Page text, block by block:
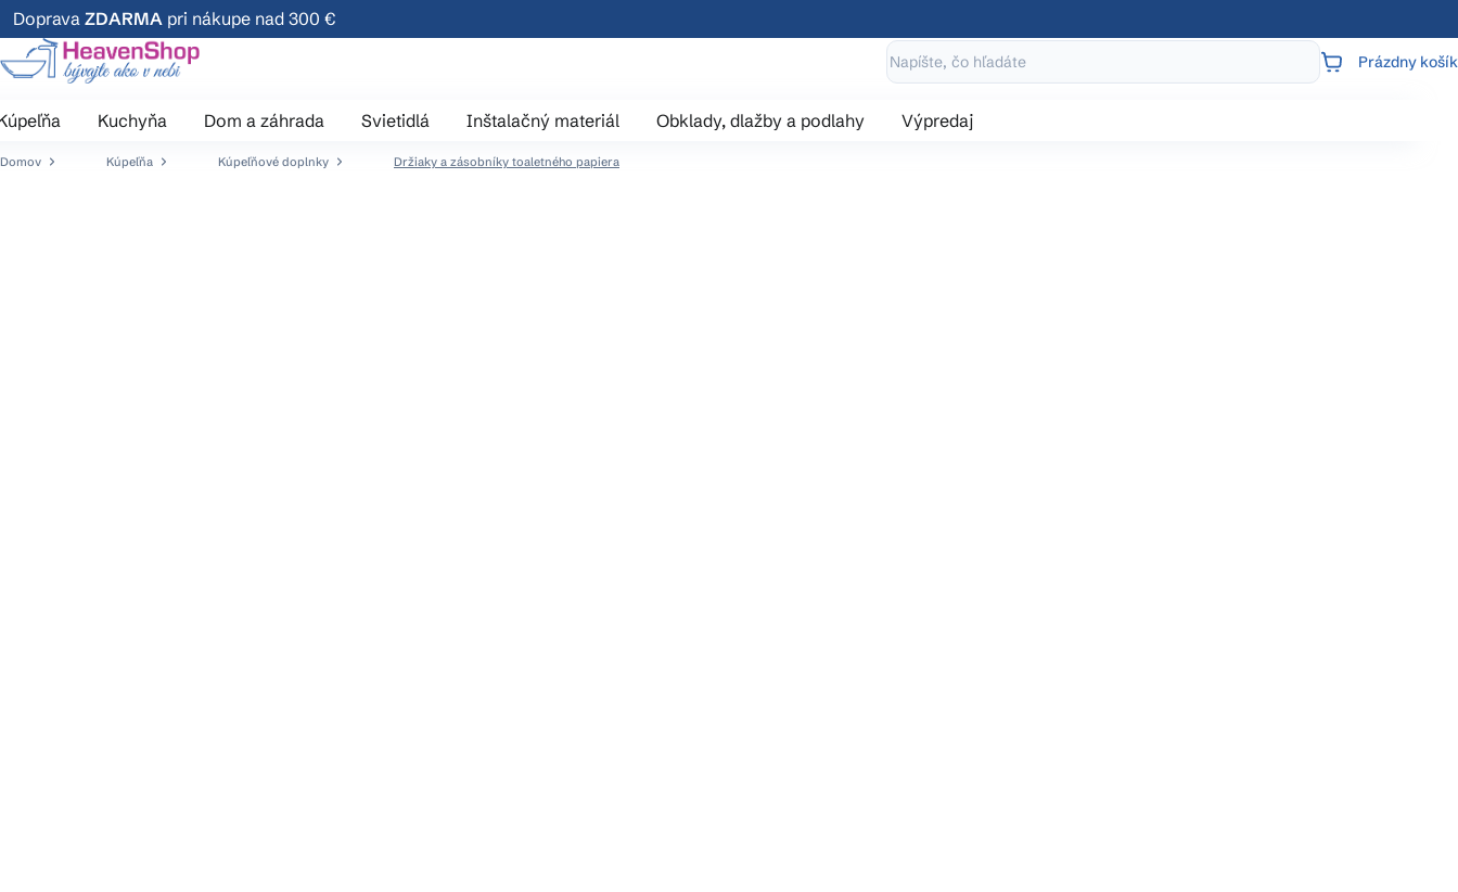
Prejsť
na
obsah
Doprava ZDARMA pri nákupe nad 300 €
NÁKUPNÝ
Prázdny košík
Kuchyňa Dom a záhrada Svietidlá Inštalačný materiál Obklady, dlažby a podlahy Výpredaj
Domov Kúpeľňa Kúpeľňové doplnky Držiaky a zásobníky toaletného papiera